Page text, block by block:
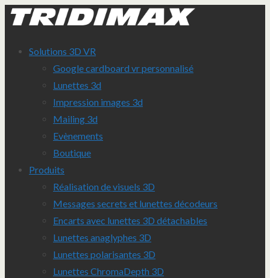
Solutions 3D VR
Google cardboard vr personnalisé
Lunettes 3d
Impression images 3d
Mailing 3d
Evènements
Boutique
Produits
Réalisation de visuels 3D
Messages secrets et lunettes décodeurs
Encarts avec lunettes 3D détachables
Lunettes anaglyphes 3D
Lunettes polarisantes 3D
Lunettes ChromaDepth 3D